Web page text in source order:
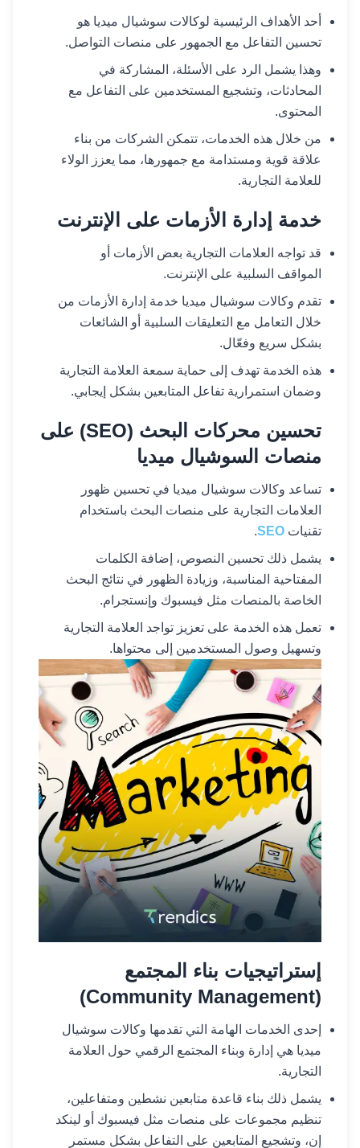
أحد الأهداف الرئيسية لوكالات سوشيال ميديا هو
تحسين التفاعل مع الجمهور على منصات التواصل.
وهذا يشمل الرد على الأسئلة، المشاركة في
المحادثات، وتشجيع المستخدمين على التفاعل مع
المحتوى.
من خلال هذه الخدمات، تتمكن الشركات من بناء
علاقة قوية ومستدامة مع جمهورها، مما يعزز الولاء
للعلامة التجارية.
خدمة إدارة الأزمات على الإنترنت
قد تواجه العلامات التجارية بعض الأزمات أو
المواقف السلبية على الإنترنت.
تقدم وكالات سوشيال ميديا خدمة إدارة الأزمات من
خلال التعامل مع التعليقات السلبية أو الشائعات
بشكل سريع وفعّال.
هذه الخدمة تهدف إلى حماية سمعة العلامة التجارية
وضمان استمرارية تفاعل المتابعين بشكل إيجابي.
تحسين محركات البحث (SEO) على
منصات السوشيال ميديا
تساعد وكالات سوشيال ميديا في تحسين ظهور
العلامات التجارية على منصات البحث باستخدام
تقنيات SEO
.
يشمل ذلك تحسين النصوص، إضافة الكلمات
المفتاحية المناسبة، وزيادة الظهور في نتائج البحث
الخاصة بالمنصات مثل فيسبوك وإنستجرام.
تعمل هذه الخدمة على تعزيز تواجد العلامة التجارية
وتسهيل وصول المستخدمين إلى محتواها.
إستراتيجيات بناء المجتمع
(Community Management)
إحدى الخدمات الهامة التي تقدمها وكالات سوشيال
ميديا هي إدارة وبناء المجتمع الرقمي حول العلامة
التجارية.
يشمل ذلك بناء قاعدة متابعين نشطين ومتفاعلين،
تنظيم مجموعات على منصات مثل فيسبوك أو لينكد
إن، وتشجيع المتابعين على التفاعل بشكل مستمر